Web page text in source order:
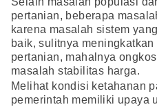
pertanian, beberapa
karena masalah sistem
baik, sulitnya
pertanian, mahalnya
masalah stabilitas harga.
Melihat kondisi ketahanan
pemerintah memiliki upaya